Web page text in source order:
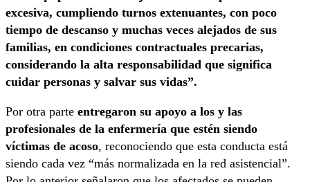
excesiva, cumpliendo turnos extenuantes, con poco
tiempo de descanso y muchas veces alejados de sus
familias, en condiciones contractuales precarias,
considerando la alta responsabilidad que significa
cuidar personas y salvar sus vidas”.
Por otra parte entregaron su apoyo a los y las
profesionales de la enfermería que estén siendo
víctimas de acoso, reconociendo que esta conducta está
siendo cada vez “más normalizada en la red asistencial”.